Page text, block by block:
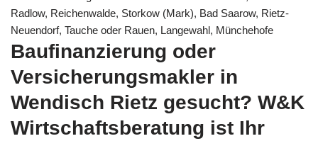
Radlow, Reichenwalde, Storkow (Mark), Bad Saarow, Rietz-
Neuendorf, Tauche oder Rauen, Langewahl, Münchehofe
Baufinanzierung oder
Versicherungsmakler in
Wendisch Rietz gesucht? W&K
Wirtschaftsberatung ist Ihr